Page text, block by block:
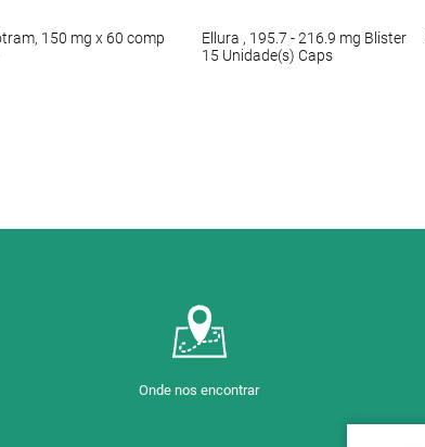
150 mg x 60 comp
Ellura , 195.7 - 216.9 mg Blister
15 Unidade(s) Caps
Onde nos encontrar